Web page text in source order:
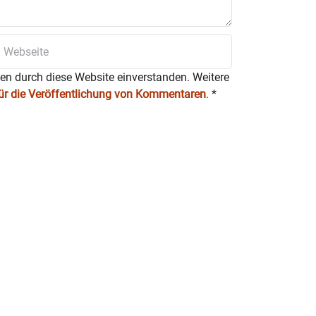
durch diese Website einverstanden. Weitere
die Veröffentlichung von Kommentaren. *